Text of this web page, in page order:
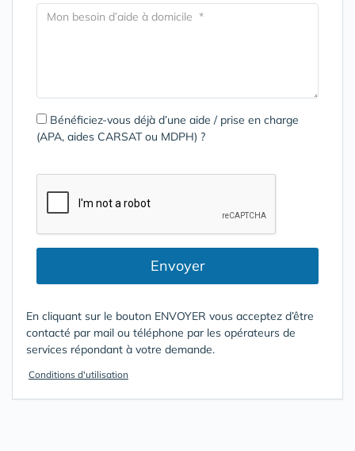
Bénéficiez-vous déjà d’une aide / prise en charge
(APA, aides CARSAT ou MDPH) ?
Envoyer
En cliquant sur le bouton ENVOYER vous acceptez d’être
contacté par mail ou téléphone par les opérateurs de
services répondant à votre demande.
Conditions d'utilisation